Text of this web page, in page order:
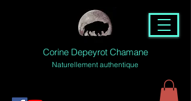
Corine Depeyrot Chamane
Naturellement authentique